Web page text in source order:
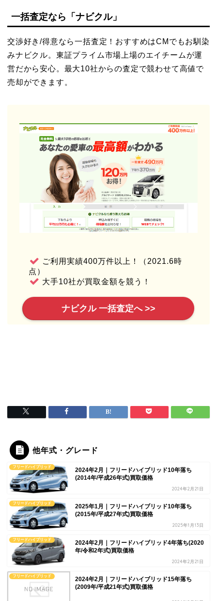
一括査定なら「ナビクル」
交渉好き/得意なら一括査定！おすすめはCMでもお馴染
みナビクル。東証プライム市場上場のエイチームが運
営だから安心。最大10社からの査定で競わせて高値で
売却ができます。
ご利用実績400万件以上！（2021.6時
点）
大手10社が買取金額を競う！
ナビクル 一括査定へ >>
他年式・グレード
フリードハイブリッド
2024年2月｜フリードハイブリッド10年落ち
(2014年/平成26年式)買取価格
2024年2月21日
フリードハイブリッド
2025年1月｜フリードハイブリッド10年落ち
(2015年/平成27年式)買取価格
2025年1月13日
フリードハイブリッド
2024年2月｜フリードハイブリッド4年落ち(2020
年/令和2年式)買取価格
2024年2月21日
フリードハイブリッド
2024年2月｜フリードハイブリッド15年落ち
(2009年/平成21年式)買取価格